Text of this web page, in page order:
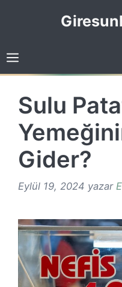
Sulu
Gider?
Eylül 19, 2024 yazar